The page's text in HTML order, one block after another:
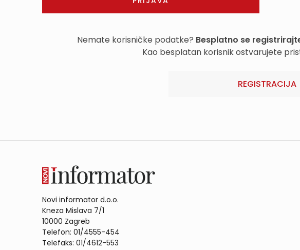
Nemate korisničke podatke? Besplatno se
Kao besplatan korisnik ostvarujete
REGISTRACIJA
Novi informator d.o.o.
Kneza Mislava 7/1
10000 Zagreb
Telefon: 01/4555-454
Telefaks: 01/4612-553